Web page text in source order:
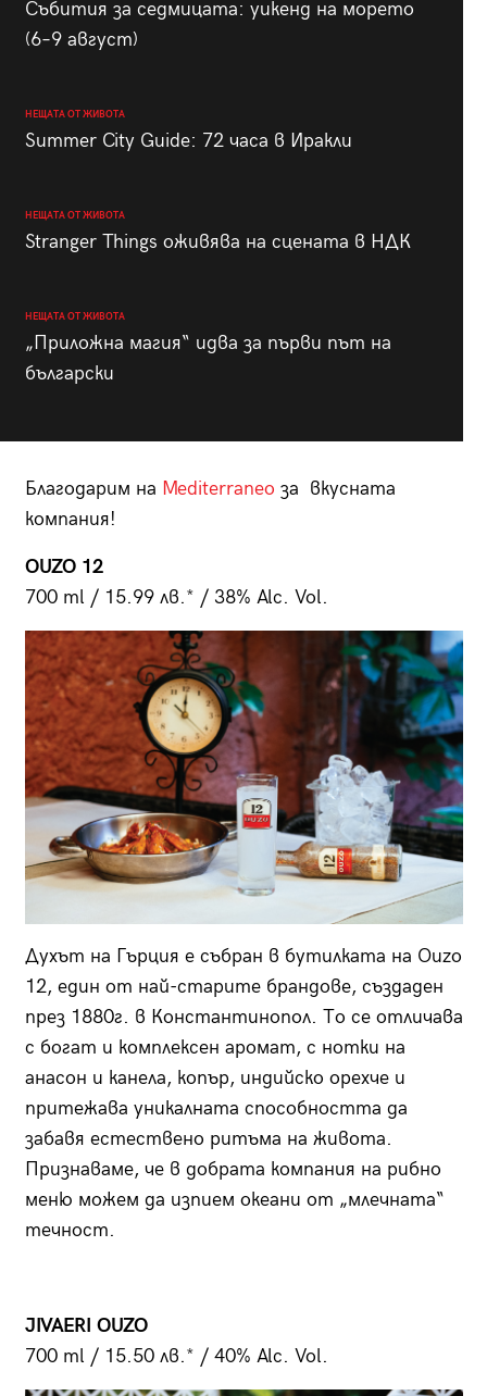
Събития за седмицата: уикенд на морето
(6–9 август)
НЕЩАТА ОТ ЖИВОТА
Summer City Guide: 72 часа в Иракли
НЕЩАТА ОТ ЖИВОТА
Stranger Things оживява на сцената в НДК
НЕЩАТА ОТ ЖИВОТА
„Приложна магия“ идва за първи път на
български
Благодарим на Mediterraneo за вкусната
компания!
OUZO 12
700 ml / 15.99 лв.* / 38% Alc. Vol.
Духът на Гърция е събран в бутилката на Ouzo
12, един от най-старите брандове, създаден
през 1880г. в Константинопол. То се отличава
с богат и комплексен аромат, с нотки на
анасон и канела, копър, индийско орехче и
притежава уникалната способността да
забавя естествено ритъма на живота.
Признаваме, че в добрата компания на рибно
меню можем да изпием океани от „млечната“
течност.
JIVAERI OUZO
700 ml / 15.50 лв.* / 40% Alc. Vol.